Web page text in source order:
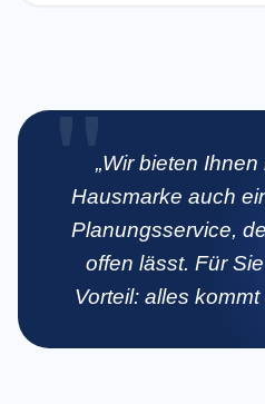
„Wir bieten
Hausmarke auch
Planungsservice,
offen lässt. Für
Vorteil: alles